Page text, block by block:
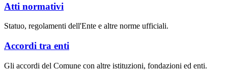
Atti normativi
Statuo, regolamenti dell'Ente e altre norme ufficiali.
Accordi tra enti
Gli accordi del Comune con altre istituzioni, fondazioni ed enti.